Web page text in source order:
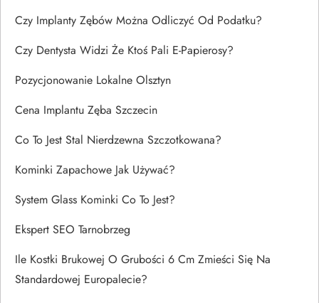
Czy Implanty Zębów Można Odliczyć Od Podatku?
Czy Dentysta Widzi Że Ktoś Pali E-Papierosy?
Pozycjonowanie Lokalne Olsztyn
Cena Implantu Zęba Szczecin
Co To Jest Stal Nierdzewna Szczotkowana?
Kominki Zapachowe Jak Używać?
System Glass Kominki Co To Jest?
Ekspert SEO Tarnobrzeg
Ile Kostki Brukowej O Grubości 6 Cm Zmieści Się Na
Standardowej Europalecie?